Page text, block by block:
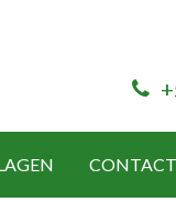
CONTACT